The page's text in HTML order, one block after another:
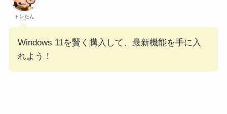
トレたん
Windows 11を賢く購入して、最新機能を手に入
れよう！